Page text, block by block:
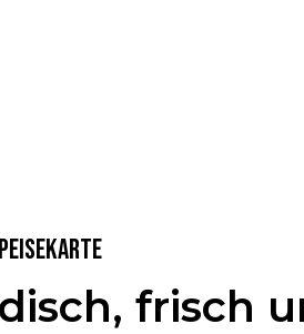
frisch